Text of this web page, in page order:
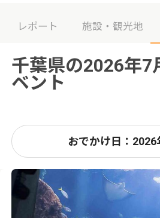
レポート 施設・観光地
千葉県の2026年7
ベント
おでかけ日：2026